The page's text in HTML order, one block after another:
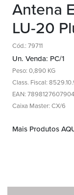
Antena
LU-20
Cód.: 79711
Un. Venda: PC/1
Peso: 0,890 KG
Class. Fiscal:
EAN: 7898127607904
Caixa Master: CX/6
Mais Produtos